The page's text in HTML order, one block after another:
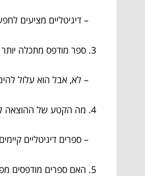
– דיגיטליים מציעים
3. ספר מודפס מתכלה יותר בקלות?
– לא, אבל הוא עלול
4. מה הקטע של ההוצאה לפועל עם טכנולוגיות דיגיטליות?
– ספרים דיגיטליים
5. האם ספרים מודפסים מפחיתים את צריכת החשמל?